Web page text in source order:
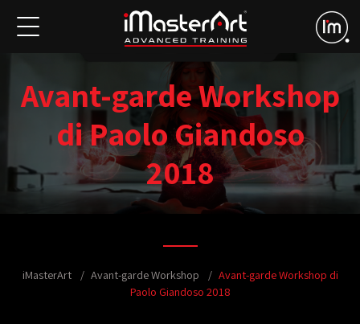
Avant-garde Workshop
di Paolo Giandoso
2018
iMasterArt Avant-garde Workshop
Avant-garde Workshop di
Paolo Giandoso 2018